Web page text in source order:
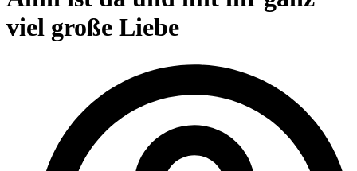
viel große Liebe